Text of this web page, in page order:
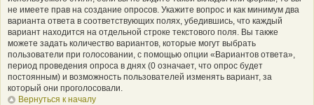
не имеете прав на создание опросов. Укажите вопрос и как минимум два
варианта ответа в соответствующих полях, убедившись, что каждый
вариант находится на отдельной строке текстового поля. Вы также
можете задать количество вариантов, которые могут выбрать
пользователи при голосовании, с помощью опции «Вариантов ответа»,
период проведения опроса в днях (0 означает, что опрос будет
постоянным) и возможность пользователей изменять вариант, за
который они проголосовали.
Вернуться к началу